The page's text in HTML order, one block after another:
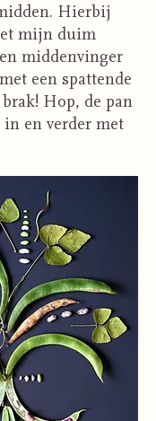
Hierbij
mijn duim
middenvinger
een spattende
Hop, de pan
en verder met